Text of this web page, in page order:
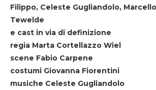
Filippo, Celeste Gugliandolo,
Tewelde
e cast in via di definizione
regia Marta Cortellazzo Wiel
scene Fabio Carpene
costumi Giovanna Fiorentini
musiche Celeste Gugliandolo